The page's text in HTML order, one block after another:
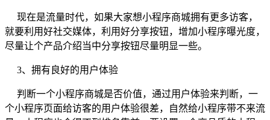
现在是流量时代，如果大家想小程序商城拥有更多访客，
就要利用好社交媒体，利用好分享按钮，增加小程序曝光度，
尽量让个产品介绍当中分享按钮尽量明显一些。
3、拥有良好的用户体验
判断一个小程序商城是否价值，通过用户体验来判断，一
个小程序页面给访客的用户体验很差，自然给小程序带不来流